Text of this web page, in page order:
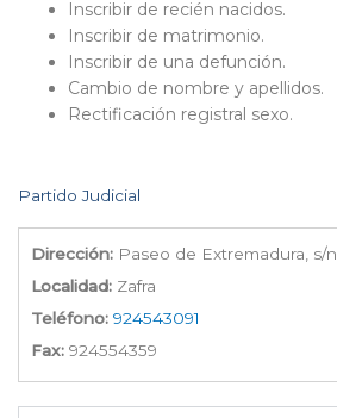
Inscribir de recién nacidos.
Inscribir de matrimonio.
Inscribir de una defunción.
Cambio de nombre y apellidos.
Rectificación registral sexo.
Partido Judicial
Dirección: Paseo de Extremadura, s/n
Localidad: Zafra
Teléfono: 924543091
Fax: 924554359